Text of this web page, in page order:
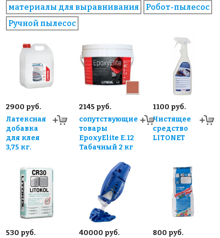
материалы для выравнивания
Робот-пылесос
Ручной пылесос
2900 руб.
Латексная
добавка
для клея
3,75 кг.
2145 руб.
сопутствующие
товары
EpoxyElite E.12
Табачный 2 кг
1100 руб.
Чистящее
средство
LITONET
530 руб.
40000 руб.
800 руб.